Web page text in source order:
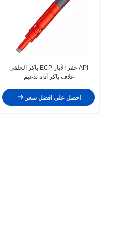
API حفر الآبار ECP باكر الحلقي
غلاف باكر أداة تدعيم
احصل على افضل سعر